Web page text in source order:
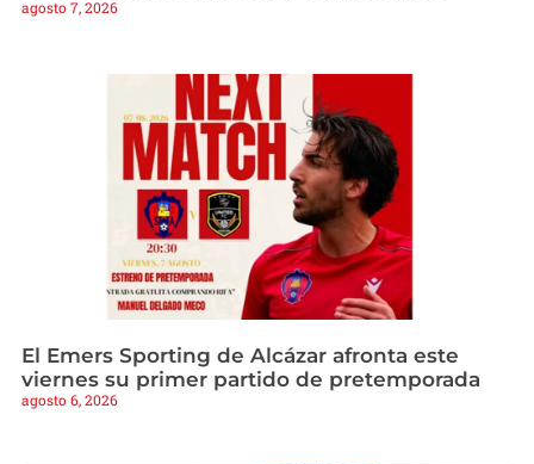
agosto 7, 2026
El Emers Sporting de Alcázar afronta este
viernes su primer partido de pretemporada
agosto 6, 2026